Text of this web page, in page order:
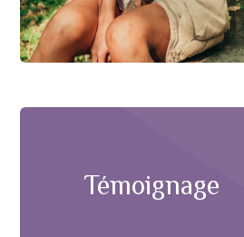
Témoignage